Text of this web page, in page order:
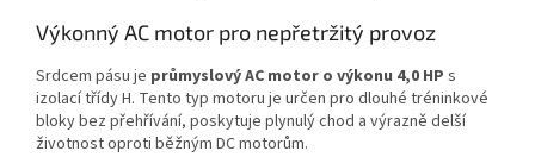
Výkonný AC motor pro nepřetržitý provoz
Srdcem pásu je průmyslový AC motor o výkonu 4,0 HP s
izolací třídy H. Tento typ motoru je určen pro dlouhé tréninkové
bloky bez přehřívání, poskytuje plynulý chod a výrazně delší
životnost oproti běžným DC motorům.